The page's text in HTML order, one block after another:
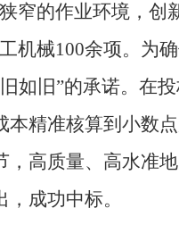
窄的作业环境，创
机械100余项。为
如旧”的承诺。在
精准核算到小数
高质量、高水准
成功中标。